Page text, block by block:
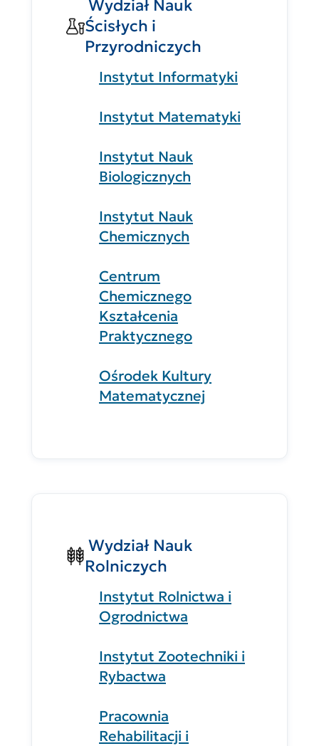
Wydział Nauk
Ścisłych i
Przyrodniczych
Instytut Informatyki
Instytut Matematyki
Instytut Nauk
Biologicznych
Instytut Nauk
Chemicznych
Centrum
Chemicznego
Kształcenia
Praktycznego
Ośrodek Kultury
Matematycznej
Wydział Nauk
Rolniczych
Instytut Rolnictwa i
Ogrodnictwa
Instytut Zootechniki i
Rybactwa
Pracownia
Rehabilitacji i